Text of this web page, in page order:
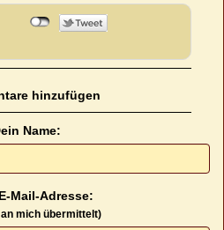
hinzufügen
Name:
Mail-Adresse:
mich übermittelt)